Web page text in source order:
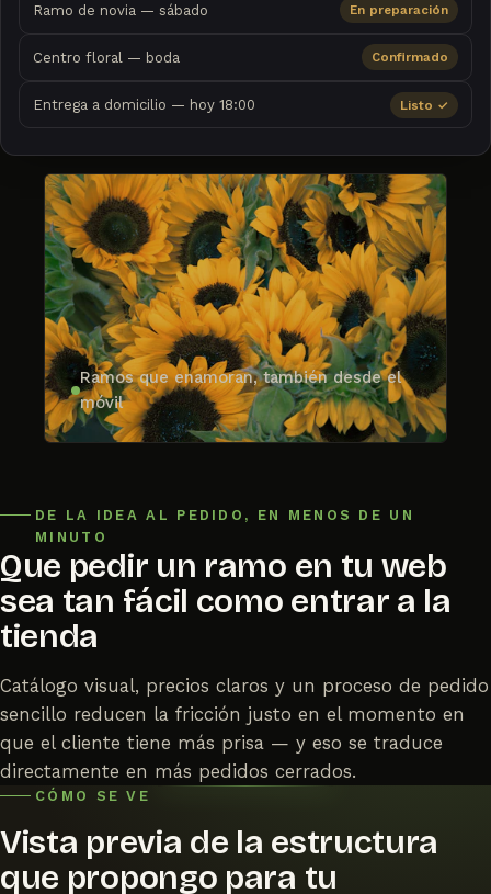
Ramo de novia — sábado En preparación
Centro floral — boda Confirmado
Entrega a domicilio — hoy 18:00 Listo ✓
Ramos que enamoran, también desde el
móvil
DE LA IDEA AL PEDIDO, EN MENOS DE UN
MINUTO
Que pedir un ramo en tu web
sea tan fácil como entrar a la
tienda
Catálogo visual, precios claros y un proceso de pedido
sencillo reducen la fricción justo en el momento en
que el cliente tiene más prisa — y eso se traduce
directamente en más pedidos cerrados.
CÓMO SE VE
Vista previa de la estructura
que propongo para tu